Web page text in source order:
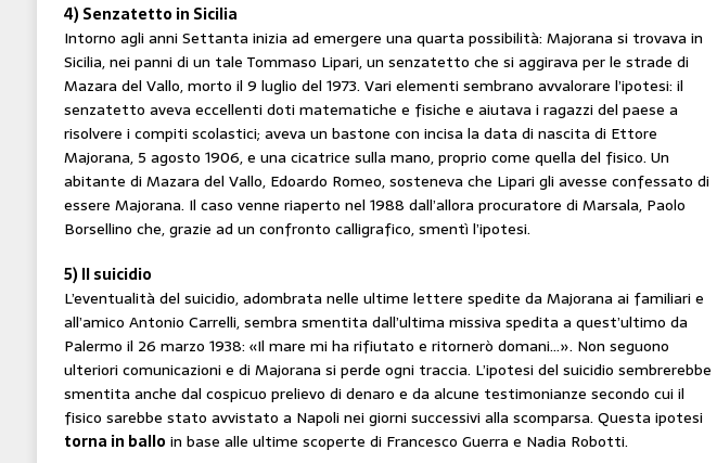
4) Senzatetto in Sicilia
Intorno agli anni Settanta inizia ad emergere una quarta possibilità: Majorana si trovava in
Sicilia, nei panni di un tale Tommaso Lipari, un senzatetto che si aggirava per le strade di
Mazara del Vallo, morto il 9 luglio del 1973. Vari elementi sembrano avvalorare l’ipotesi: il
senzatetto aveva eccellenti doti matematiche e fisiche e aiutava i ragazzi del paese a
risolvere i compiti scolastici; aveva un bastone con incisa la data di nascita di Ettore
Majorana, 5 agosto 1906, e una cicatrice sulla mano, proprio come quella del fisico. Un
abitante di Mazara del Vallo, Edoardo Romeo, sosteneva che Lipari gli avesse confessato di
essere Majorana. Il caso venne riaperto nel 1988 dall’allora procuratore di Marsala, Paolo
Borsellino che, grazie ad un confronto calligrafico, smentì l’ipotesi.
5) Il suicidio
L’eventualità del suicidio, adombrata nelle ultime lettere spedite da Majorana ai familiari e
all’amico Antonio Carrelli, sembra smentita dall’ultima missiva spedita a quest’ultimo da
Palermo il 26 marzo 1938: «Il mare mi ha rifiutato e ritornerò domani…». Non seguono
ulteriori comunicazioni e di Majorana si perde ogni traccia. L’ipotesi del suicidio sembrerebbe
smentita anche dal cospicuo prelievo di denaro e da alcune testimonianze secondo cui il
fisico sarebbe stato avvistato a Napoli nei giorni successivi alla scomparsa. Questa ipotesi
torna in ballo in base alle ultime scoperte di Francesco Guerra e Nadia Robotti.